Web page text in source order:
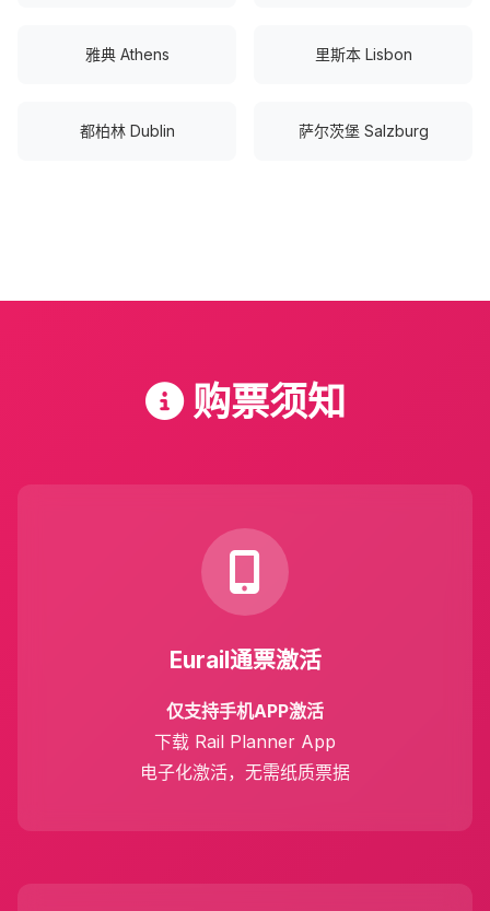
雅典 Athens 里斯本 Lisbon
都柏林 Dublin 萨尔茨堡 Salzburg
购票须知
Eurail通票激活
仅支持手机APP激活
下载 Rail Planner App
电子化激活，无需纸质票据